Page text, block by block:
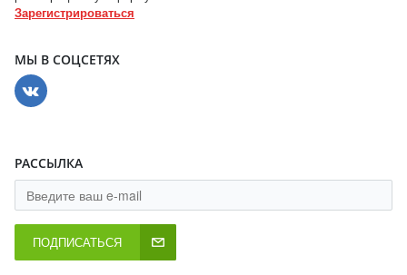
Зарегистрироваться
МЫ В СОЦСЕТЯХ
РАССЫЛКА
ПОДПИСАТЬСЯ